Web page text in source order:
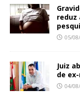
reduz
05/
Juiz
de
04/